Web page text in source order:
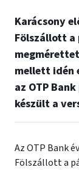
Karácsony
Fölszállott a
mellett idén
az OTP
készült a
Az OTP Bank
Fölszállott a